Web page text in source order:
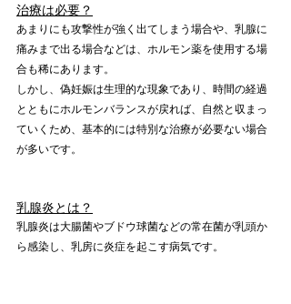
治療は必要？
あまりにも攻撃性が強く出てしまう場合や、乳腺に
痛みまで出る場合などは、ホルモン薬を使用する場
合も稀にあります。
しかし、偽妊娠は生理的な現象であり、時間の経過
とともにホルモンバランスが戻れば、自然と収まっ
ていくため、基本的には特別な治療が必要ない場合
が多いです。
乳腺炎とは？
乳腺炎は大腸菌やブドウ球菌などの常在菌が乳頭か
ら感染し、乳房に炎症を起こす病気です。